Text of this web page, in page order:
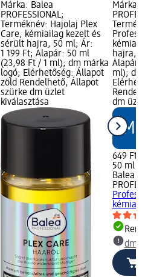
Márka: Balea
PROFESSIONAL;
Terméknév: Hajolaj Plex
Care, kémiailag kezelt és
sérült hajra, 50 ml; Ár:
1 199 Ft; Alapár: 50 ml
(23,98 Ft / 1 ml); dm márka
logó; Elérhetőség: Állapot
zöld Rendelhető, Állapot
szürke dm üzlet
kiválasztása
Márka:
hajra,
Alapár:
ml); dm
dm
649 Ft
50 ml
Balea
dm